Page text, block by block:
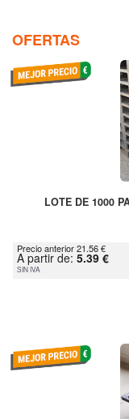
OFERTAS
LOTE DE 1000
Precio anterior 21.56 €
A partir de: 5.39 €
SIN IVA